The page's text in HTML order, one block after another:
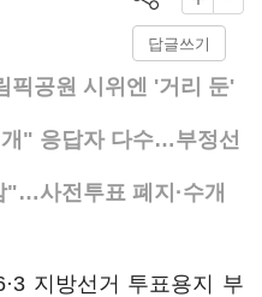
답글쓰기
공원 시위엔 '거리 둔'
" 응답자 다수…부정선
사전투표 폐지·수개
지방선거 투표용지 부